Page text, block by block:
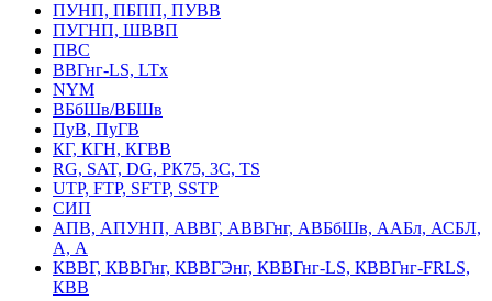
ПУНП, ПБПП, ПУВВ
ПУГНП, ШВВП
ПВС
ВВГнг-LS, LTx
NYM
ВБбШв/ВБШв
ПуВ, ПуГВ
КГ, КГН, КГВВ
RG, SAT, DG, РК75, 3С, TS
UTP, FTP, SFTP, SSTP
СИП
АПВ, АПУНП, АВВГ, АВВГнг, АВБбШв, ААБл, АСБЛ,
А, А
КВВГ, КВВГнг, КВВГЭнг, КВВГнг-LS, КВВГнг-FRLS,
КВВ